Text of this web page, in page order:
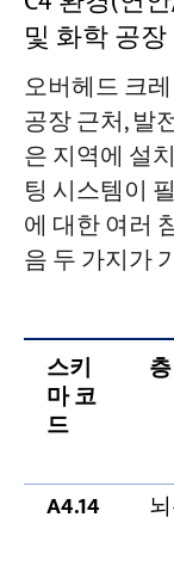
및 화학 공
오버헤드 크
공장 근처, 발
은 지역에 설
팅 시스템이
에 대한 여러
음 두 가지가
스키
마 코
드
층
A4.14